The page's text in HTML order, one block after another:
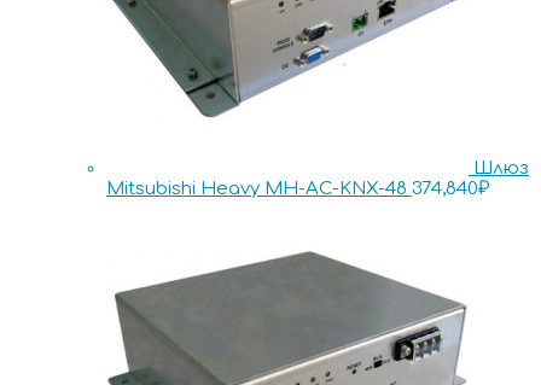
Шлюз
Mitsubishi Heavy MH-AC-KNX-48 374,840₽